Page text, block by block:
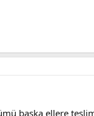
başka ellere